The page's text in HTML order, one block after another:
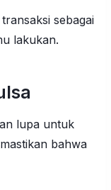
sebagai
lakukan.
lupa untuk
bahwa